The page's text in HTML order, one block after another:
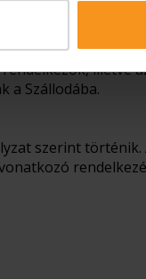
vállalkozásai
8:1. §.
tulajdonosai,
illetve
a Szállodába.
szerint